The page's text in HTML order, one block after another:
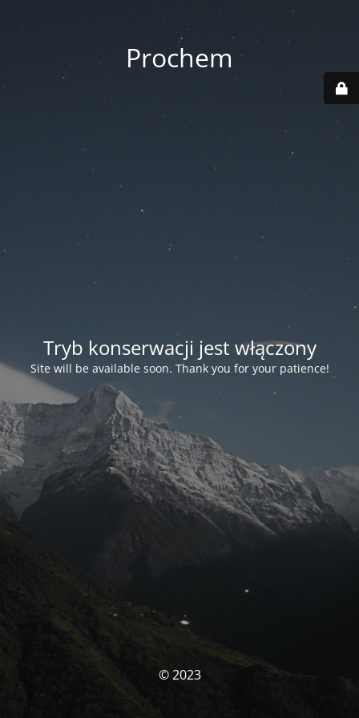
Prochem
Tryb konserwacji jest włączony
Site will be available soon. Thank you for your patience!
© 2023